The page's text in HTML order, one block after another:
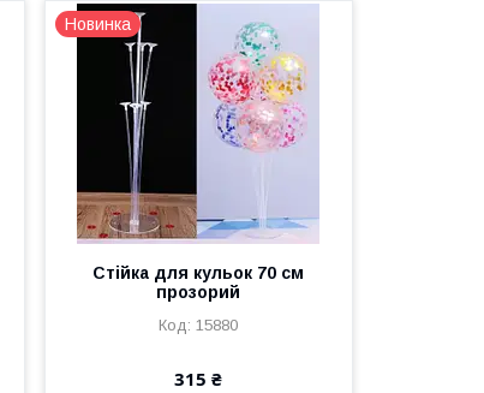
Новинка
Стійка для кульок 70 см
прозорий
15880
315 ₴